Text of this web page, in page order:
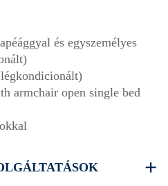
és egyszemélyes
armchair open single bed